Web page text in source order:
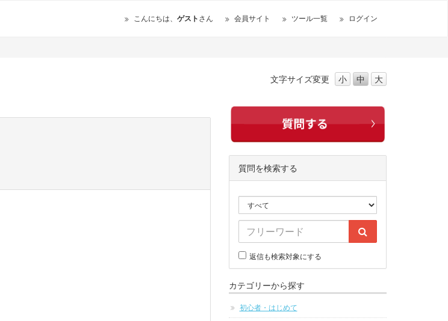
こんにちは、 ゲストさん 会員サイト ツール一覧 ログイン
文字サイズ変更 小 中 大
質問を検索する
返信も検索対象にする
カテゴリーから探す
初心者・はじめて